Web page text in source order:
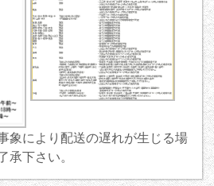
象により配送の遅れが生じる場
承下さい。